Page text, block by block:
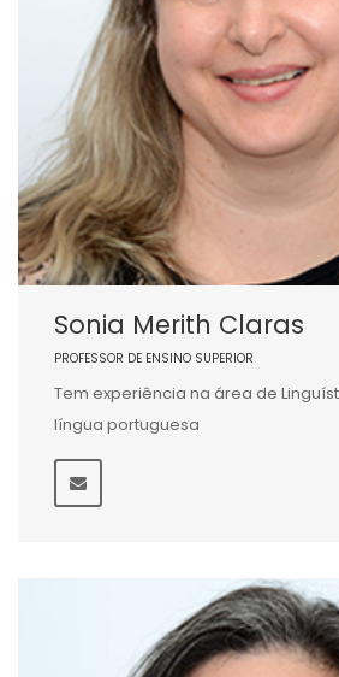
Sonia Merith Claras
PROFESSOR DE ENSINO SUPERIOR
Tem experiência na área de
língua portuguesa